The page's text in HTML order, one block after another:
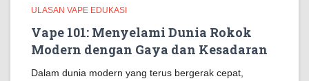
ULASAN VAPE EDUKASI
Vape 101: Menyelami Dunia Rokok
Modern dengan Gaya dan Kesadaran
Dalam dunia modern yang terus bergerak cepat,